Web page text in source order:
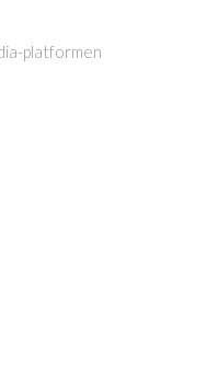
platformen